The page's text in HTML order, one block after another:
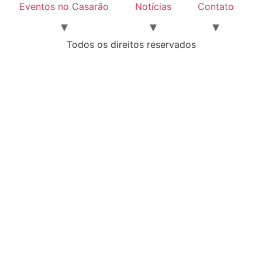
Eventos no Casarão
Notícias Contato
Todos os direitos reservados